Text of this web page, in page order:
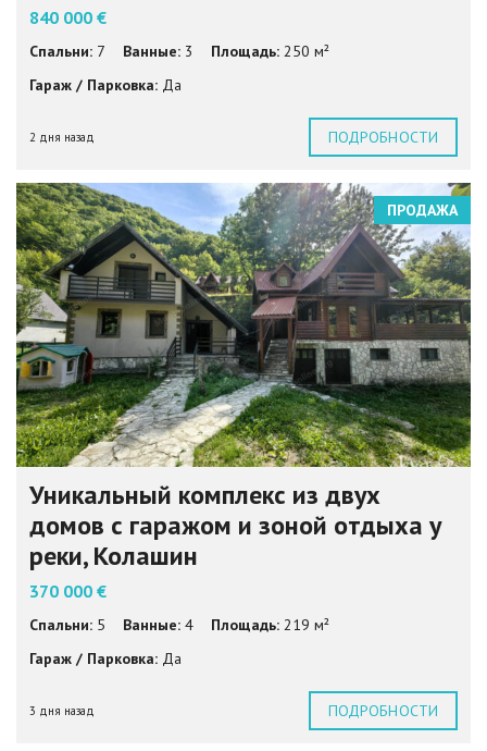
840 000 €
Спальни: 7 Ванные: 3 Площадь: 250 м²
Гараж / Парковка: Да
2 дня назад ПОДРОБНОСТИ
ПРОДАЖА
Уникальный комплекс из двух
домов с гаражом и зоной отдыха у
реки, Колашин
370 000 €
Спальни: 5 Ванные: 4 Площадь: 219 м²
Гараж / Парковка: Да
3 дня назад ПОДРОБНОСТИ